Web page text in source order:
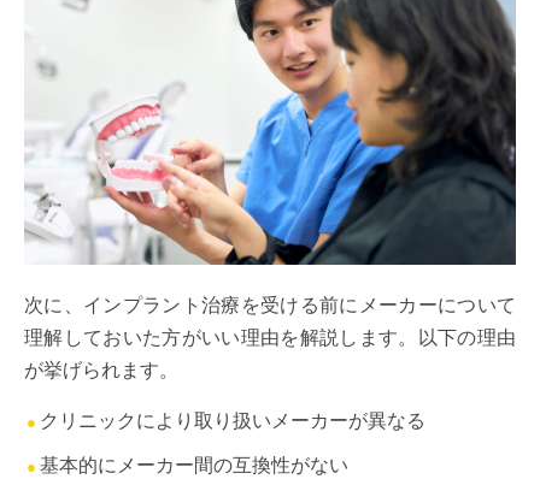
次に、インプラント治療を受ける前にメーカーについて
理解しておいた方がいい理由を解説します。以下の理由
が挙げられます。
クリニックにより取り扱いメーカーが異なる
基本的にメーカー間の互換性がない